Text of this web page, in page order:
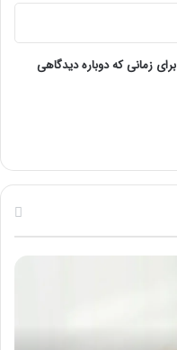
زمانی که دوباره دیدگاهی